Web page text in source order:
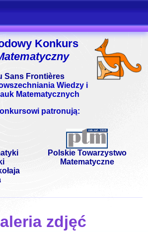
Konkurs
Sans Frontières
Wiedzy i
Matematycznych
patronują:
Polskie Towarzystwo
Matematyczne
zdjęć